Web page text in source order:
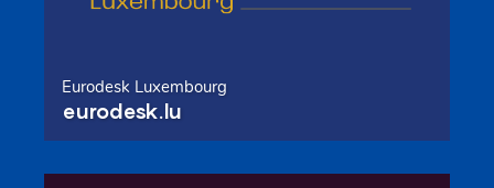
Eurodesk Luxembourg
eurodesk.lu